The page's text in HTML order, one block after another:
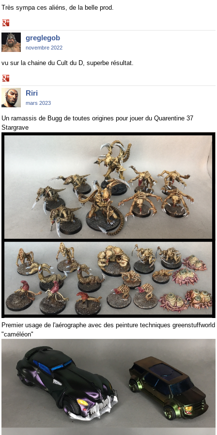
Très sympa ces aliéns, de la belle prod.
on
Google+greglegob
novembre 2022
vu sur la chaine du Cult du D, superbe résultat.
on
Google+Riri
mars 2023
Un ramassis de Bugg de toutes origines pour jouer du Quarentine 37
Stargrave
Premier usage de l'aérographe avec des peinture techniques greenstuffworld
"caméléon"